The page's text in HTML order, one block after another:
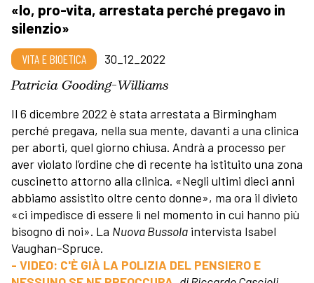
«Io, pro-vita, arrestata perché pregavo in
silenzio»
VITA E BIOETICA 30_12_2022
Patricia Gooding-Williams
Il 6 dicembre 2022 è stata arrestata a Birmingham
perché pregava, nella sua mente, davanti a una clinica
per aborti, quel giorno chiusa. Andrà a processo per
aver violato l’ordine che di recente ha istituito una zona
cuscinetto attorno alla clinica. «Negli ultimi dieci anni
abbiamo assistito oltre cento donne», ma ora il divieto
«ci impedisce di essere lì nel momento in cui hanno più
bisogno di noi». La Nuova Bussola intervista Isabel
Vaughan-Spruce.
- VIDEO: C'È GIÀ LA POLIZIA DEL PENSIERO E